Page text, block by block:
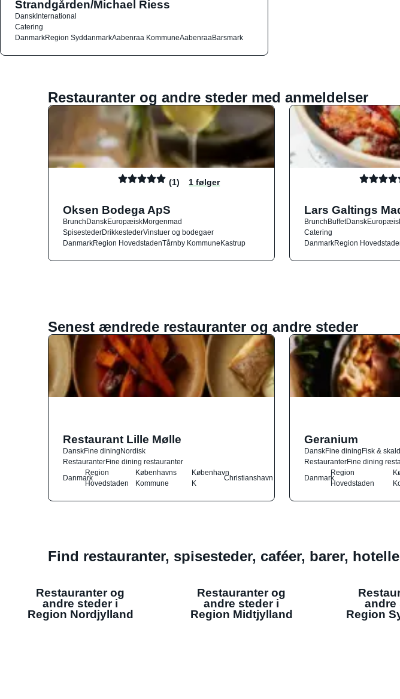
Strandgården/Michael Riess
DanskInternational
Catering
DanmarkRegion SyddanmarkAabenraa KommuneAabenraaBarsmark
Restauranter og andre steder med anmeldelser
(1) 1 følger
Oksen Bodega ApS
BrunchDanskEuropæiskMorgenmad
SpisestederDrikkestederVinstuer og bodegaer
DanmarkRegion HovedstadenTårnby KommuneKastrup
Lars Galtings
BrunchBuffetDansk
Catering
DanmarkRegion
Senest ændrede restauranter og andre steder
Restaurant Lille Mølle
DanskFine diningNordisk
RestauranterFine dining restauranter
Danmark
Region
Hovedstaden
Københavns
Kommune
København
K
Christianshavn
Geranium
DanskFine diningFisk &
RestauranterFine dining
Danmark
Region
Hovedstaden
Find restauranter, spisesteder, caféer, barer,
Restauranter og
andre steder i
Region Nordjylland
Restauranter og
andre steder i
Region Midtjylland
andre
Region